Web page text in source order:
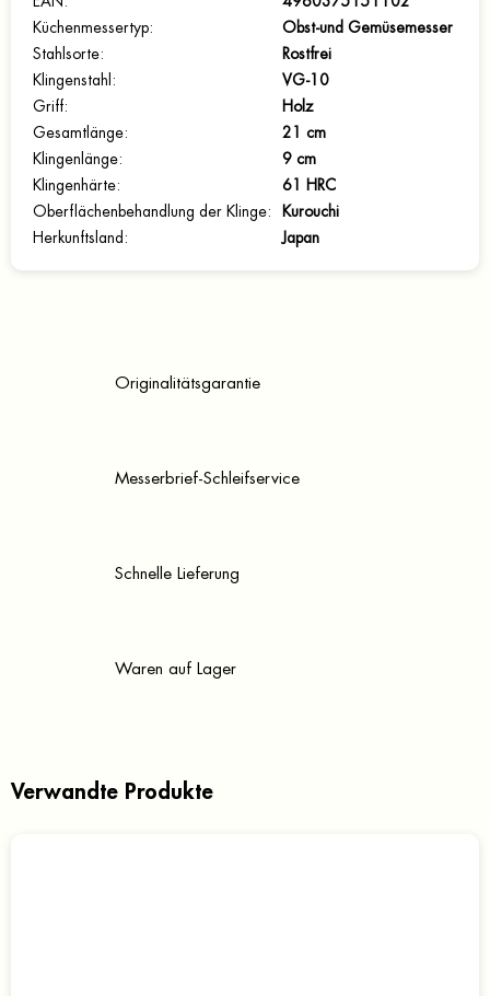
Küchenmessertyp:
Obst-und Gemüsemesser
Stahlsorte:
Rostfrei
Klingenstahl :
VG-10
Griff:
Holz
Gesamtlänge:
21 cm
Klingenlänge:
9 cm
Klingenhärte:
61 HRC
Oberflächenbehandlung der Klinge:
Kurouchi
Herkunftsland : Japan
Originalitätsgarantie
Messerbrief-Schleifservice
Schnelle Lieferung
Waren auf Lager
Verwandte Produkte